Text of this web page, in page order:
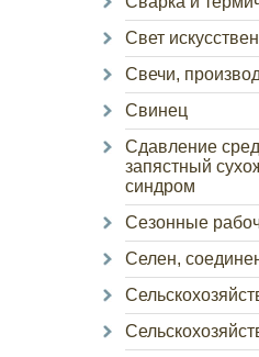
Свет
Свечи,
Свинец
Сдавление
запястный
синдром
Сезонные
Селен,